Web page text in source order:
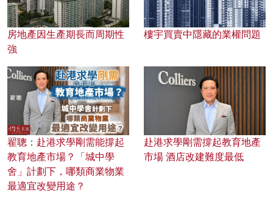
房地產因生產期長而周期性
強
樓宇買賣中隱藏的業權問題
翟聰：赴港求學剛需能撐起
教育地產市場？「城中學
舍」計劃下，哪類商業物業
最適宜改變用途？
赴港求學剛需撐起教育地產
市場 酒店改建難度最低